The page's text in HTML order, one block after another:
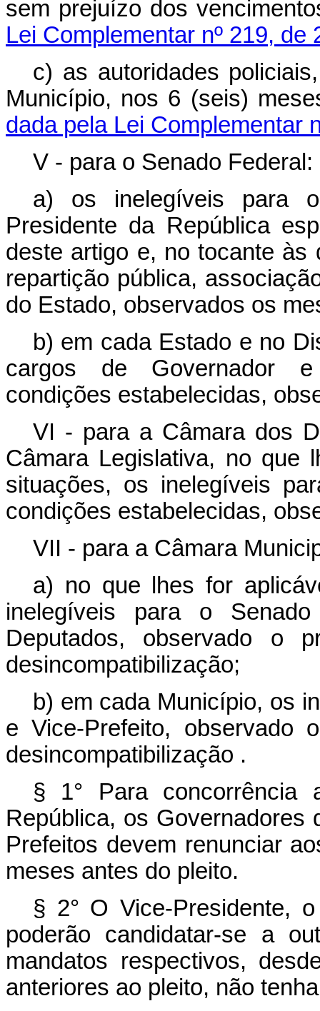
sem prejuízo dos
Lei Complementar nº 219, de
c) as autoridades
Município, nos 6 (seis)
dada pela Lei Complementar
V - para o Senado Federal:
a) os inelegíveis para
Presidente da República
deste artigo e, no tocante às
repartição pública,
do Estado, observados os
b) em cada Estado e no
cargos de Governador e
condições estabelecidas,
VI - para a Câmara dos
Câmara Legislativa, no que
situações, os inelegíveis
condições estabelecidas,
VII - para a Câmara
a) no que lhes for
inelegíveis para o
Deputados, observado o
desincompatibilização;
b) em cada Município, os
e Vice-Prefeito,
desincompatibilização .
§ 1° Para concorrência
República, os
Prefeitos devem renunciar
meses antes do pleito.
§ 2° O Vice-Presidente,
poderão candidatar-se a
mandatos respectivos,
anteriores ao pleito, não